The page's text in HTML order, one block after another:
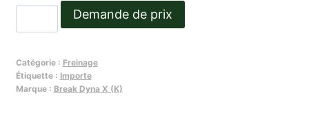
de
de
roue
Demande de prix
Catégorie : Freinage
Étiquette : Importe
Marque : Break Dyna X (K)